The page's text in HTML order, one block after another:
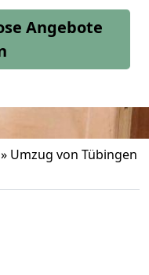
Angebote
» Umzug von Tübingen